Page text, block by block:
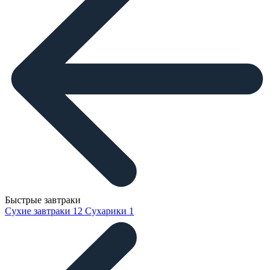
Быстрые завтраки
Сухие завтраки 12 Сухарики 1